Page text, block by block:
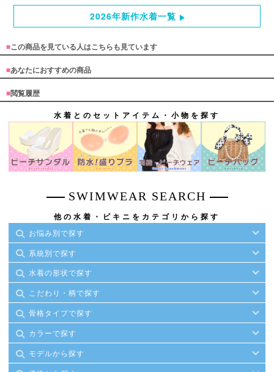
2026年新作水着一覧
■この商品を見ている人はこちらも見ています
■あなたにおすすめの商品
■閲覧履歴
水着とのセットアイテム・小物を探す
SWIMWEAR SEARCH
他の水着・ビキニをカテゴリから探す
お悩み別で探す
系統別で探す
水着の形状で探す
こだわり・柄で探す
骨格タイプで探す
カラーで探す
モデルから探す